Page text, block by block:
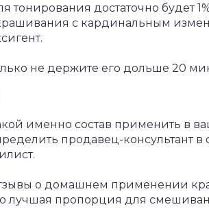
тонирования достаточно будет
с кардинальным
не держите его дольше 20
именно состав применить в
продавец-консультант
о домашнем применении
лучшая пропорция для